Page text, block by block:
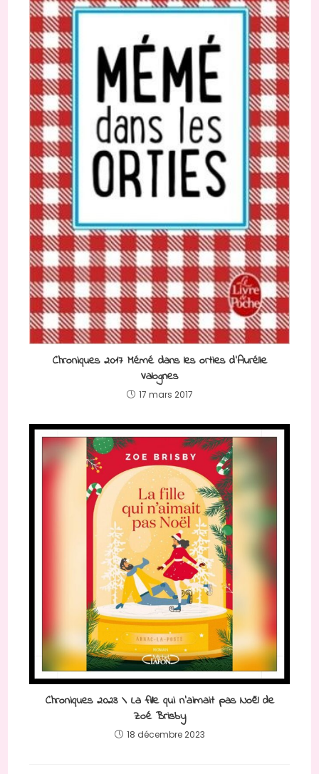
Chroniques 2017 Mémé dans les orties d’Aurélie
Valognes
17 mars 2017
Chroniques 2023 \ La fille qui n’aimait pas Noël de
Zoé Brisby
18 décembre 2023